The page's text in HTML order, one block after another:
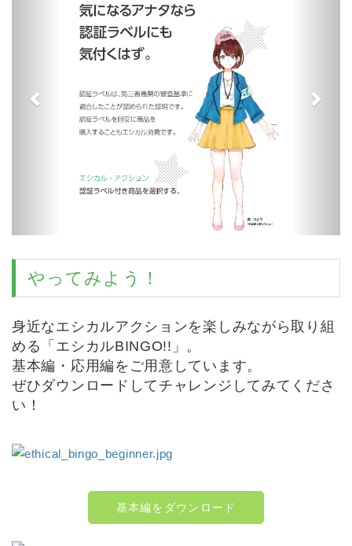
やってみよう！
身近なエシカルアクションを楽しみながら取り組
める「エシカルBINGO!!」。
基本編・応用編をご用意しています。
ぜひダウンロードしてチャレンジしてみてくださ
い！
基本編をダウンロード